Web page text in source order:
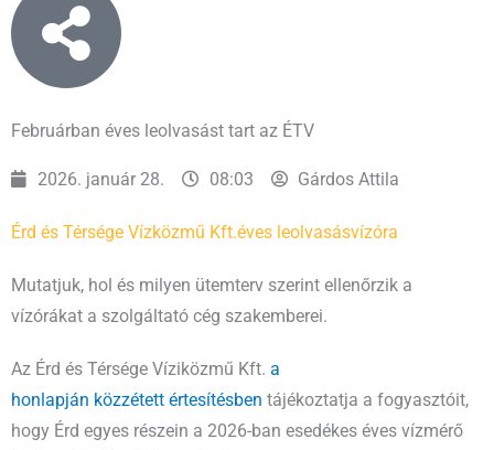
Februárban éves leolvasást tart az ÉTV
2026. január 28. 08:03 Gárdos Attila
Érd és Térsége Vízközmű Kft.éves leolvasásvízóra
Mutatjuk, hol és milyen ütemterv szerint ellenőrzik a
vízórákat a szolgáltató cég szakemberei.
Az Érd és Térsége Víziközmű Kft. a
honlapján közzétett értesítésben tájékoztatja a fogyasztóit,
hogy Érd egyes részein a 2026-ban esedékes éves vízmérő